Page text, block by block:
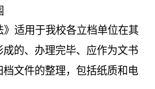
》适用于我校各立档单位在其
成的、办理完毕、应作为文书
档文件的整理，包括纸质和电